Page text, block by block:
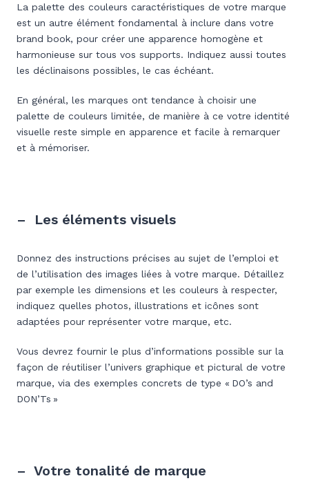
La palette des couleurs caractéristiques de votre marque
est un autre élément fondamental à inclure dans votre
brand book, pour créer une apparence homogène et
harmonieuse sur tous vos supports. Indiquez aussi toutes
les déclinaisons possibles, le cas échéant.
En général, les marques ont tendance à choisir une
palette de couleurs limitée, de manière à ce votre identité
visuelle reste simple en apparence et facile à remarquer
et à mémoriser.
– Les éléments visuels
Donnez des instructions précises au sujet de l’emploi et
de l’utilisation des images liées à votre marque. Détaillez
par exemple les dimensions et les couleurs à respecter,
indiquez quelles photos, illustrations et icônes sont
adaptées pour représenter votre marque, etc.
Vous devrez fournir le plus d’informations possible sur la
façon de réutiliser l’univers graphique et pictural de votre
marque, via des exemples concrets de type « DO’s and
DON’Ts »
– Votre tonalité de marque